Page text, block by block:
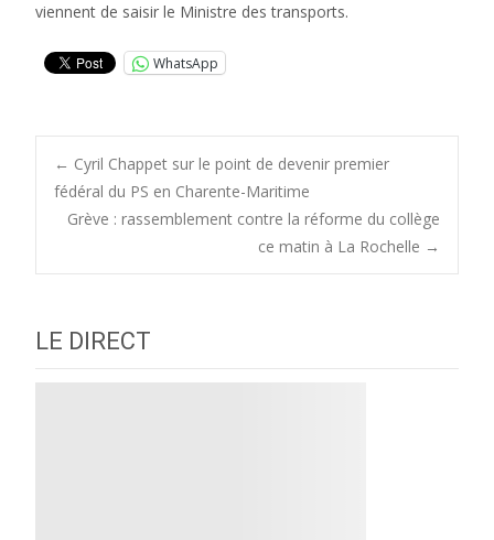
viennent de saisir le Ministre des transports.
WhatsApp
Post
navigation
← Cyril Chappet sur le point de devenir premier
fédéral du PS en Charente-Maritime
Grève : rassemblement contre la réforme du collège
ce matin à La Rochelle →
LE DIRECT